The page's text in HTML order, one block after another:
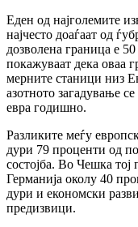
Еден од најголемите
најчесто доаѓаат од
дозволена граница е
покажуваат дека оваа
мерните станици низ
азотното загадување
евра годишно.
Разликите меѓу
дури 79 проценти од
состојба. Во Чешка тој
Германија околу 40
дури и економски
предизвици.